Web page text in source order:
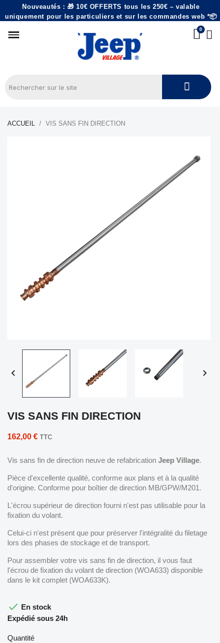
Nouveautés : 🎁 10€ OFFERTS tous les 250€ – valable
uniquement pour les particuliers et sur les commandes web *📦
ACCUEIL VIS SANS FIN DIRECTION
 
VIS SANS FIN DIRECTION
162,00 € TTC
Vis sans fin de direction neuve de refabrication Jeep Village.
Pièce d'excellente qualité, conforme aux plans et à la qualité
d'origine. Conforme pour boîtier de direction MB/GPW/M201.
L'écrou supérieur de direction fourni n'est pas utilisable pour la
fixation du volant.
Celui-ci n'est présent que pour préserver l'intégralité du filetage
lors des phases de stockage et de transport.
Pour assembler votre vis sans fin de direction, il vous faut
l'écrou de fixation du volant de direction (WOA633) disponible
dans le kit complet (WOA633K).
 En stock
Expédié sous 24h
Quantité